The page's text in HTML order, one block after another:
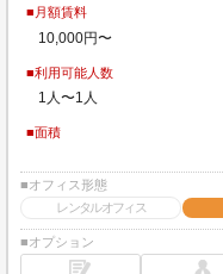
■月額賃料
10,000円〜
■利用可能人数
1人〜1人
■面積
■オフィス形態
レンタルオフィス
■オプション